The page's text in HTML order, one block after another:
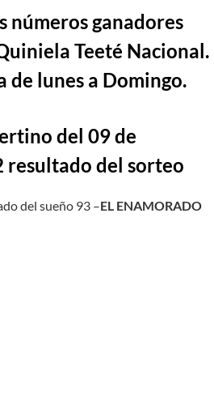
números ganadores
Teeté Nacional.
de lunes a Domingo.
del 09 de
resultado del sorteo
del sueño 93 –EL ENAMORADO